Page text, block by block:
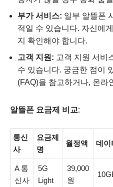
부가 서비스: 일부 알뜰폰
적일 수 있습니다. 자신에
지 확인해야 합니다.
고객 지원: 고객 지원 서비
수 있습니다. 궁금한 점이
(FAQ)을 참고하거나, 온라
알뜰폰 요금제 비교:
통신
사
요금제
명
월정액 데이
A 통
신사
5G
Light
39,000
원